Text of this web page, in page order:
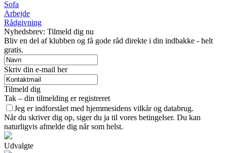
Sofa
Arbejde
Rådgivning
Nyhedsbrev: Tilmeld dig nu
Bliv en del af klubben og få gode råd direkte i din indbakke - helt
gratis.
Skriv din e-mail her
Tilmeld dig
Tak – din tilmelding er registreret
Jeg er indforstået med hjemmesidens vilkår og databrug.
Når du skriver dig op, siger du ja til vores betingelser. Du kan
naturligvis afmelde dig når som helst.
Udvalgte